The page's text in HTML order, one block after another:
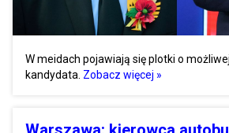
W meidach pojawiają się plotki o
kandydata. Zobacz więcej »